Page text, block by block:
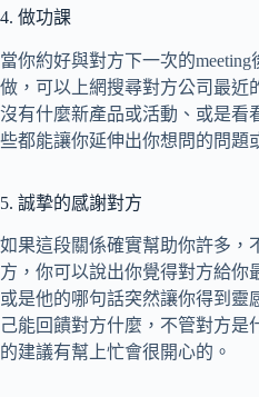
4. 做功課
當你約好與對方下一次的
做，可以上網搜尋對方公司最近
沒有什麼新產品或活動、或是看
些都能讓你延伸出你想問的問題
5. 誠摯的感謝對方
如果這段關係確實幫助你許多，
方，你可以說出你覺得對方給你
或是他的哪句話突然讓你得到靈
己能回饋對方什麼，不管對方是
的建議有幫上忙會很開心的。